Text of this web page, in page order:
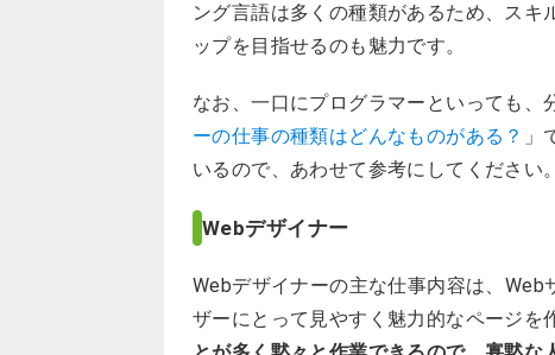
ング言語は多くの種類があるため、ス
ップを目指せるのも魅力です。
なお、一口にプログラマーといっても
ーの仕事の種類はどんなものがある？ 」
いるので、あわせて参考にしてください。
Webデザイナー
Webデザイナーの主な仕事内容は、
ザーにとって見やすく魅力的なページを